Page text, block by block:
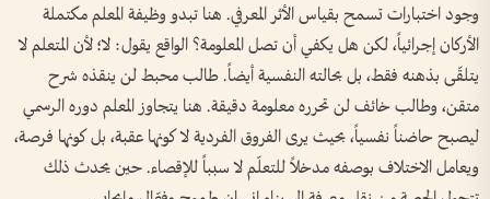
وجود اختبارات تسمح بقياس الأثر المعرفي. هنا تبدو وظيفة المعلم مكتملة
الأركان إجرائياً، لكن هل يكفي أن تصل المعلومة؟ الواقع يقول: لا؛ لأن المتعلم لا
يتلقّى بذهنه فقط، بل بحالته النفسية أيضاً. طالب محبط لن ينقذه شرح
متقن، وطالب خائف لن تحرره معلومة دقيقة. هنا يتجاوز المعلم دوره الرسمي
ليصبح حاضناً نفسياً، بحيث يرى الفروق الفردية لا كونها عقبة، بل كونها فرصة،
ويعامل الاختلاف بوصفه مدخلاً للتعلّم لا سبباً للإقصاء. حين يحدث ذلك